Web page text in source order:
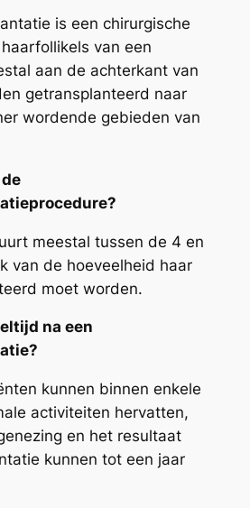
is een chirurgische
van een
aan de achterkant van
getransplanteerd naar
wordende gebieden van
meestal tussen de 4 en
van de hoeveelheid haar
moet worden.
na een
kunnen binnen enkele
activiteiten hervatten,
en het resultaat
kunnen tot een jaar